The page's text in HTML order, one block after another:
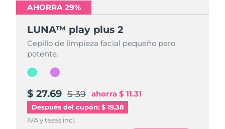
AHORRA 29%
LUNA™ play plus 2
Cepillo de limpieza facial pequeño pero
potente.
$ 27.69 $ 39 ahorra $ 11.31
Después del cupón: $ 19,38
IVA y tasas incl.
AHORRA 29%
LUNA™ play plus 2
Cepillo de limpieza facial pequeño pero
potente.
$ 27.69 $ 39 ahorra $ 11.31
IVA y tasas incl.